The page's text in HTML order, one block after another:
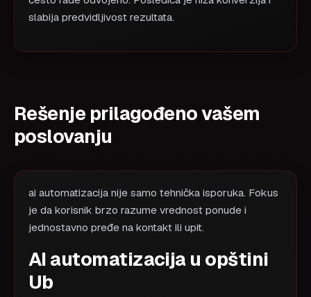
slabija predvidljivost rezultata.
Rešenje prilagođeno vašem
poslovanju
ai automatizacija nije samo tehnička isporuka. Fokus
je da korisnik brzo razume vrednost ponude i
jednostavno pređe na kontakt ili upit.
AI automatizacija u opštini
Ub